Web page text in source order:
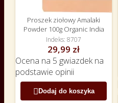
Proszek ziołowy Amalaki
Powder 100g Organic India
Indeks 8707
29,99 zł
Ocena na 5 gwiazdek na
podstawie opinii
 Dodaj do koszyka